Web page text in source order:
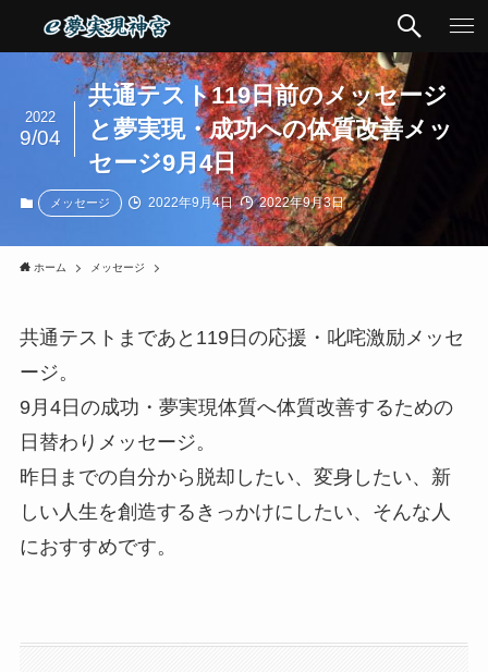
共通テスト119日前のメッセージ
と夢実現・成功への体質改善メッ
セージ9月4日
2022
9/04
メッセージ 2022年9月4日 2022年9月3日
ホーム メッセージ
共通テストまであと119日の応援・叱咤激励メッセ
ージ。
9月4日の成功・夢実現体質へ体質改善するための
日替わりメッセージ。
昨日までの自分から脱却したい、変身したい、新
しい人生を創造するきっかけにしたい、そんな人
におすすめです。